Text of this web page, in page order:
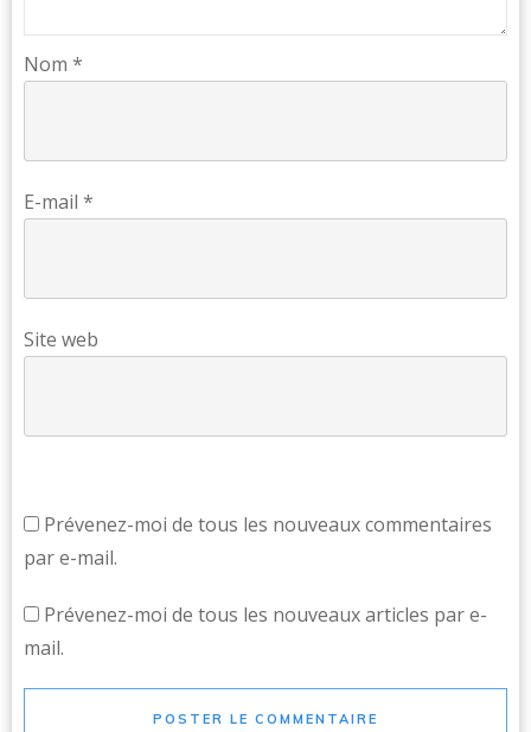
Nom *
E-mail *
Site web
Prévenez-moi de tous les nouveaux commentaires
par e-mail.
Prévenez-moi de tous les nouveaux articles par e-
mail.
POSTER LE COMMENTAIRE